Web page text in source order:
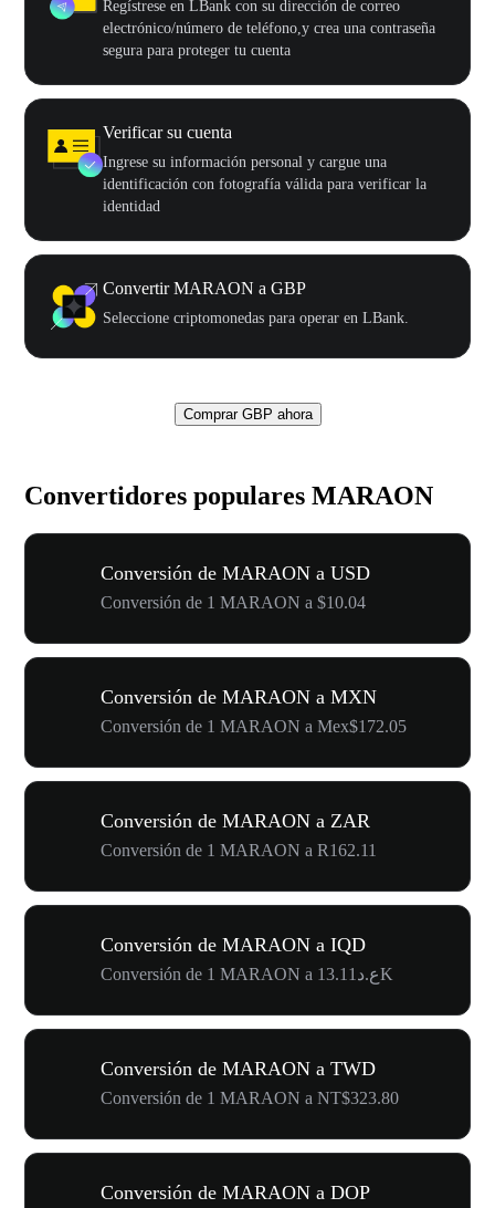
Regístrese en LBank con su dirección de correo
electrónico/número de teléfono,y crea una contraseña
segura para proteger tu cuenta
Verificar su cuenta
Ingrese su información personal y cargue una
identificación con fotografía válida para verificar la
identidad
Convertir MARAON a GBP
Seleccione criptomonedas para operar en LBank.
Comprar GBP ahora
Convertidores populares MARAON
Conversión de MARAON a USD
Conversión de 1 MARAON a $10.04
Conversión de MARAON a MXN
Conversión de 1 MARAON a Mex$172.05
Conversión de MARAON a ZAR
Conversión de 1 MARAON a R162.11
Conversión de MARAON a IQD
Conversión de 1 MARAON a ع.د13.11K
Conversión de MARAON a TWD
Conversión de 1 MARAON a NT$323.80
Conversión de MARAON a DOP